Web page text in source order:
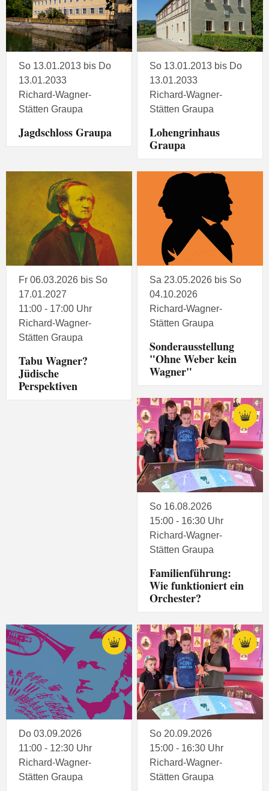
So 13.01.2013 bis Do
13.01.2033
Richard-Wagner-
Stätten Graupa
Jagdschloss Graupa
So 13.01.2013 bis Do
13.01.2033
Richard-Wagner-
Stätten Graupa
Lohengrinhaus
Graupa
Fr 06.03.2026 bis So
17.01.2027
11:00 - 17:00 Uhr
Richard-Wagner-
Stätten Graupa
Tabu Wagner?
Jüdische
Perspektiven
Sa 23.05.2026 bis So
04.10.2026
Richard-Wagner-
Stätten Graupa
Sonderausstellung
"Ohne Weber kein
Wagner"
So 16.08.2026
15:00 - 16:30 Uhr
Richard-Wagner-
Stätten Graupa
Familienführung:
Wie funktioniert ein
Orchester?
Do 03.09.2026
11:00 - 12:30 Uhr
Richard-Wagner-
Stätten Graupa
So 20.09.2026
15:00 - 16:30 Uhr
Richard-Wagner-
Stätten Graupa